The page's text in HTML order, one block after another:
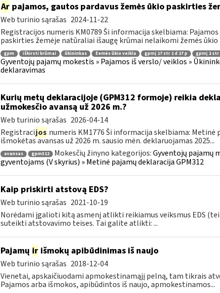
Arpajamos, gautos pardavus žemės ūkio paskirties
Web turinio sąrašas 2024-11-22
Registracijos numeris KM0789 Ši informacija skelbiama:
paskirties žemėje natūraliai išaugę krūmai nelaikomi žemės ūkio
gpm iškirsti krūmai ūkininkas žemės ūkio veikla gpmį 17 str 1 d 27 p gpmį 2 str
Gyventojų pajamų mokestis » Pajamos iš verslo/ veiklos »
deklaravimas
Kurių metų deklaracijoje (GPM312 formoje) reikia
užmokesčio avansą už 2026 m.?
Web turinio sąrašas 2026-04-14
Registracijos numeris KM1776 Ši informacija skelbiama: Metinė
išmokėtas avansas už 2026 m. sausio mėn. deklaruojamas 2025...
avansas gpm312 Mokesčių žinyno kategorijos:Gyventojų pajamų
gyventojams (V skyrius) » Metinė pajamų deklaracija GPM312
Kaip priskirti atstovą EDS?
Web turinio sąrašas 2021-10-19
Norėdami įgalioti kitą asmenį atlikti reikiamus veiksmus EDS
suteikti atstovavimo teises. Tai galite atlikti: ...
Pajamų irišmokų apibūdinimas iš naujo
Web turinio sąrašas 2018-12-04
Vienetai, apskaičiuodami apmokestinamąjį pelną, tam tikrais
Pajamos arba išmokos, apibūdintos iš naujo, apmokestinamos...